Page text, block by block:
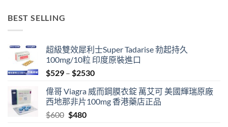
BEST SELLING
超級雙效犀利士Super Tadarise 勃起持久
100mg/10粒 印度原裝進口
$529 – $2530Price
$529
through
偉哥 Viagra 威而鋼膜衣錠 萬艾可 美國輝瑞原廠
西地那非片100mg 香港藥店正品
$600 Original
$480Current